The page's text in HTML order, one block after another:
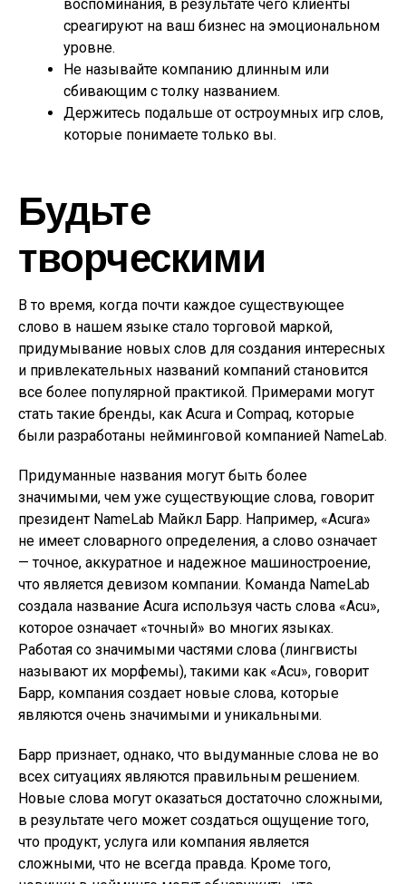
воспоминания, в результате чего клиенты
среагируют на ваш бизнес на эмоциональном
уровне.
Не называйте компанию длинным или
сбивающим с толку названием.
Держитесь подальше от остроумных игр слов,
которые понимаете только вы.
Будьте
творческими
В то время, когда почти каждое существующее
слово в нашем языке стало торговой маркой,
придумывание новых слов для создания интересных
и привлекательных названий компаний становится
все более популярной практикой. Примерами могут
стать такие бренды, как Acura и Compaq, которые
были разработаны нейминговой компанией NameLab.
Придуманные названия могут быть более
значимыми, чем уже существующие слова, говорит
президент NameLab Майкл Барр. Например, «Acura»
не имеет словарного определения, а слово означает
— точное, аккуратное и надежное машиностроение,
что является девизом компании. Команда NameLab
создала название Acura используя часть слова «Acu»,
которое означает «точный» во многих языках.
Работая со значимыми частями слова (лингвисты
называют их морфемы), такими как «Acu», говорит
Барр, компания создает новые слова, которые
являются очень значимыми и уникальными.
Барр признает, однако, что выдуманные слова не во
всех ситуациях являются правильным решением.
Новые слова могут оказаться достаточно сложными,
в результате чего может создаться ощущение того,
что продукт, услуга или компания является
сложными, что не всегда правда. Кроме того,